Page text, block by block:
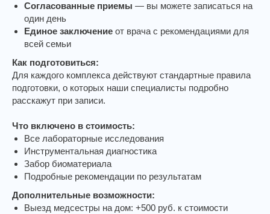
Согласованные приемы — вы можете записаться на
один день
Единое заключение от врача с рекомендациями для
всей семьи
Как подготовиться:
Для каждого комплекса действуют стандартные правила
подготовки, о которых наши специалисты подробно
расскажут при записи.
Что включено в стоимость:
Все лабораторные исследования
Инструментальная диагностика
Забор биоматериала
Подробные рекомендации по результатам
Дополнительные возможности:
Выезд медсестры на дом: +500 руб. к стоимости